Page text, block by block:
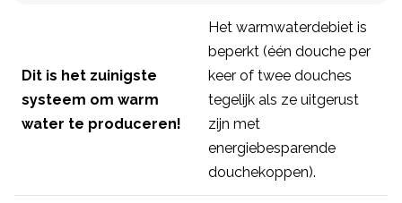
Dit is het zuinigste
systeem om warm
water te produceren!
Het warmwaterdebiet is
beperkt (één douche per
keer of twee douches
tegelijk als ze uitgerust
zijn met
energiebesparende
douchekoppen).